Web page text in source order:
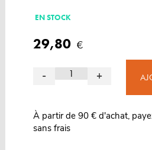
EN STOCK
29,80 €
- +
À partir de 90 € d'achat,
sans frais